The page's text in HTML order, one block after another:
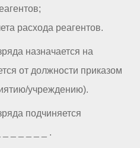
расхода реагентов.
назначается на
от должности приказом
учреждению).
подчиняется
_ _ _ _ _ .